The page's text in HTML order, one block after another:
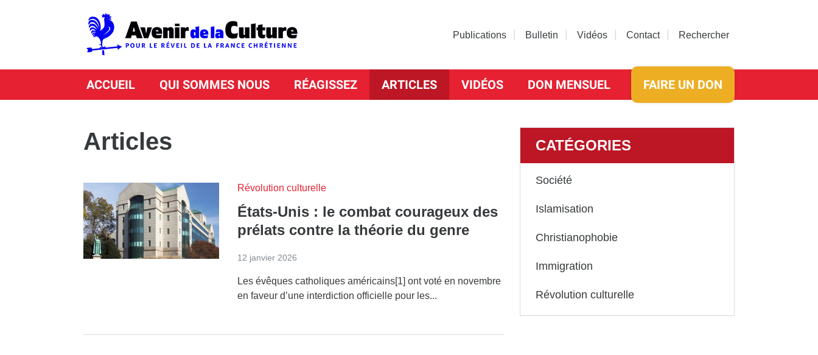
Publications Bulletin Vidéos Contact Rechercher
ACCUEIL QUI SOMMES NOUS RÉAGISSEZ ARTICLES VIDÉOS DON MENSUEL FAIRE UN DON
Articles
Révolution culturelle
États-Unis : le combat courageux des
prélats contre la théorie du genre
12 janvier 2026
Les évêques catholiques américains[1] ont voté en novembre
en faveur d’une interdiction officielle pour les...
CATÉGORIES
Société
Islamisation
Christianophobie
Immigration
Révolution culturelle